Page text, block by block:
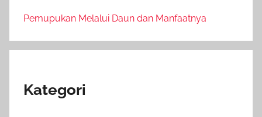
Pemupukan Melalui Daun dan Manfaatnya
Kategori